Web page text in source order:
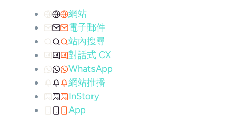
網站
電子郵件
站內搜尋
對話式 CX
WhatsApp
網站推播
InStory
App